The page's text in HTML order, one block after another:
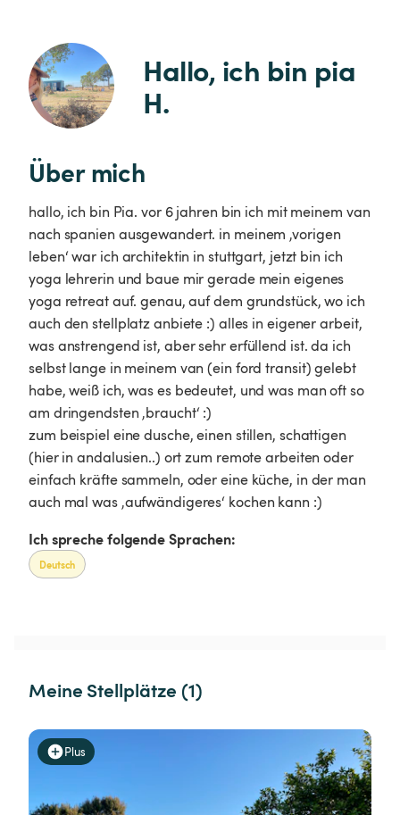
Hallo, ich bin pia
H.
Über mich
hallo, ich bin Pia. vor 6 jahren bin ich mit meinem van
nach spanien ausgewandert. in meinem ‚vorigen
leben‘ war ich architektin in stuttgart, jetzt bin ich
yoga lehrerin und baue mir gerade mein eigenes
yoga retreat auf. genau, auf dem grundstück, wo ich
auch den stellplatz anbiete :) alles in eigener arbeit,
was anstrengend ist, aber sehr erfüllend ist. da ich
selbst lange in meinem van (ein ford transit) gelebt
habe, weiß ich, was es bedeutet, und was man oft so
am dringendsten ‚braucht‘ :)
zum beispiel eine dusche, einen stillen, schattigen
(hier in andalusien..) ort zum remote arbeiten oder
einfach kräfte sammeln, oder eine küche, in der man
auch mal was ‚aufwändigeres‘ kochen kann :)
Ich spreche folgende Sprachen:
Deutsch
Meine Stellplätze (1)
Plus